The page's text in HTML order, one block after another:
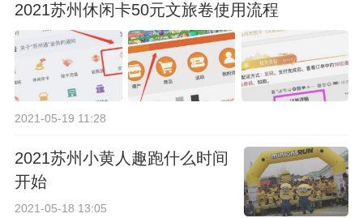
2021苏州休闲卡50元文旅卷使用流程
2021-05-19 11:28
2021苏州小黄人趣跑什么时间
开始
2021-05-18 13:05